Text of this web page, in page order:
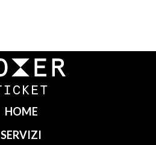
HOME
SERVIZI